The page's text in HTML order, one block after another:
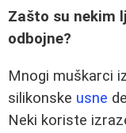
Zašto su nekim
odbojne?
Mnogi muškarci
silikonske usne
Neki koriste